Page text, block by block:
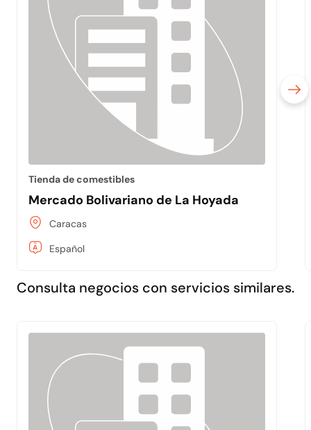
Tienda de comestibles
Mercado Bolivariano de La Hoyada
Caracas
Español
Consulta negocios con servicios similares.